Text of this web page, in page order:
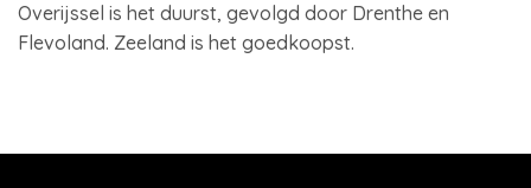
Overijssel is het duurst, gevolgd door Drenthe en
Flevoland. Zeeland is het goedkoopst.